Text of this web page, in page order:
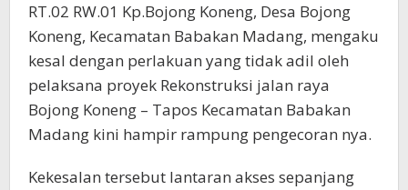
RT.02 RW.01 Kp.Bojong Koneng, Desa Bojong
Koneng, Kecamatan Babakan Madang, mengaku
kesal dengan perlakuan yang tidak adil oleh
pelaksana proyek Rekonstruksi jalan raya
Bojong Koneng – Tapos Kecamatan Babakan
Madang kini hampir rampung pengecoran nya.
Kekesalan tersebut lantaran akses sepanjang